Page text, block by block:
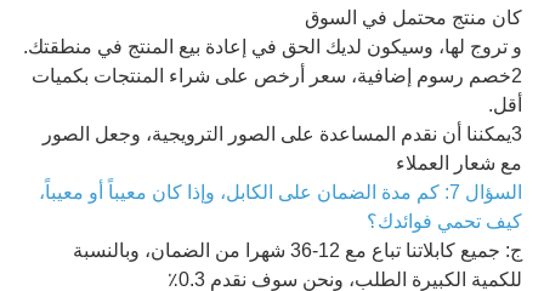
كان منتج محتمل في السوق
و تروج لها، وسيكون لديك الحق في إعادة بيع المنتج في منطقتك.
2خصم رسوم إضافية، سعر أرخص على شراء المنتجات بكميات
أقل.
3يمكننا أن نقدم المساعدة على الصور الترويجية، وجعل الصور
مع شعار العملاء
السؤال 7: كم مدة الضمان على الكابل، وإذا كان معيباً أو معيباً،
كيف تحمي فوائدك؟
ج: جميع كابلاتنا تباع مع 12-36 شهرا من الضمان، وبالنسبة
للكمية الكبيرة الطلب، ونحن سوف نقدم 0.3٪